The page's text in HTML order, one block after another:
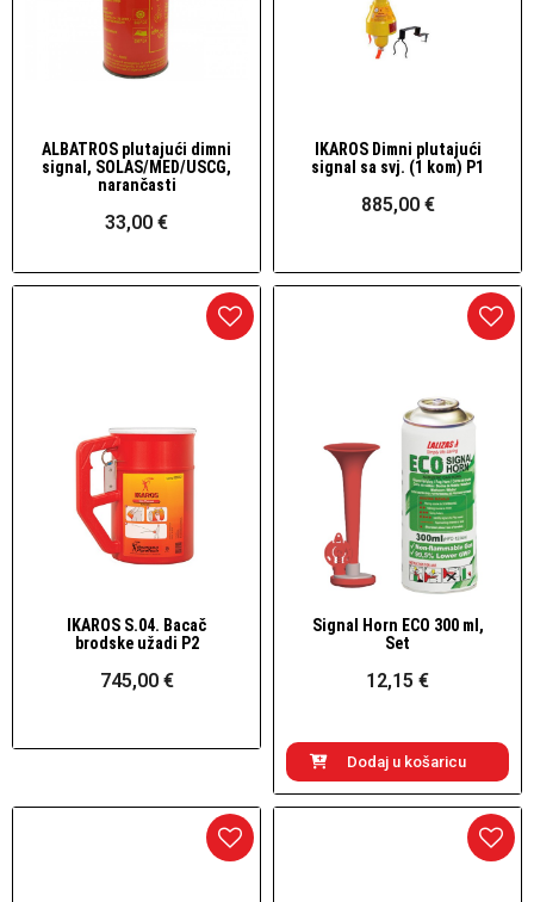
Brzi pogled
ALBATROS plutajući dimni
signal, SOLAS/MED/USCG,
narančasti
33,00 €
Brzi pogled
IKAROS Dimni plutajući
signal sa svj. (1 kom) P1
885,00 €
Brzi pogled
IKAROS S.04. Bacač
brodske užadi P2
745,00 €
Brzi pogled
Signal Horn ECO 300 ml,
Set
12,15 €
Dodaj u košaricu